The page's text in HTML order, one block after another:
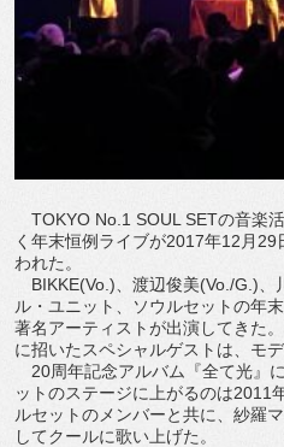
TOKYO No.1 SOUL SETの音楽
く年末恒例ライブが2017年12月
われた。
BIKKE(Vo.)、渡辺俊美(Vo./G.)、
ル・ユニット、ソウルセットの年
著名アーティストが出演してきた
に招いたスペシャルゲストは、モ
20周年記念アルバム『全て光』
ットのステージに上がるのは2011
ルセットのメンバーと共に、紗羅
してクールに歌い上げた。